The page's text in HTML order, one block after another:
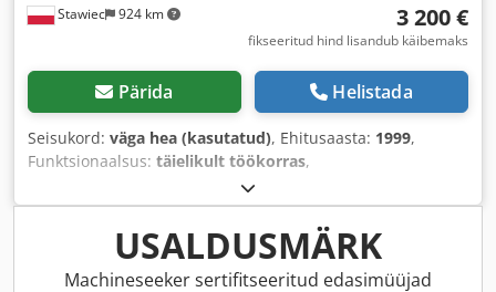
Stawiec 924 km 3 200 €
fikseeritud hind lisandub käibemaks
Pärida Helistada
Seisukord: väga hea (kasutatud), Ehitusaasta: 1999,
Funktsionaalsus: täielikult töökorras,
USALDUSMÄRK
Machineseeker sertifitseeritud edasimüüjad